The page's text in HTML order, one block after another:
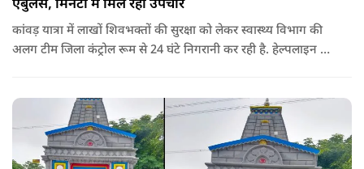
एंबुलेंस, मिनटों में मिल रहा उपचार
कांवड़ यात्रा में लाखों शिवभक्तों की सुरक्षा को लेकर स्वास्थ्य विभाग की
अलग टीम जिला कंट्रोल रूम से 24 घंटे निगरानी कर रही है. हेल्पलाइन पर